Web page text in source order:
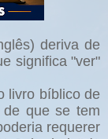
deriva de
significa "ver"
livro bíblico de
de que se tem
requerer